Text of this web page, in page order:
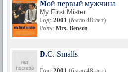
Мой первый мужчина
My First Mister
Год: 2001 (было 48 лет)
Роль: Mrs. Benson
D.C. Smalls
Год: 2001 (было 48 лет)